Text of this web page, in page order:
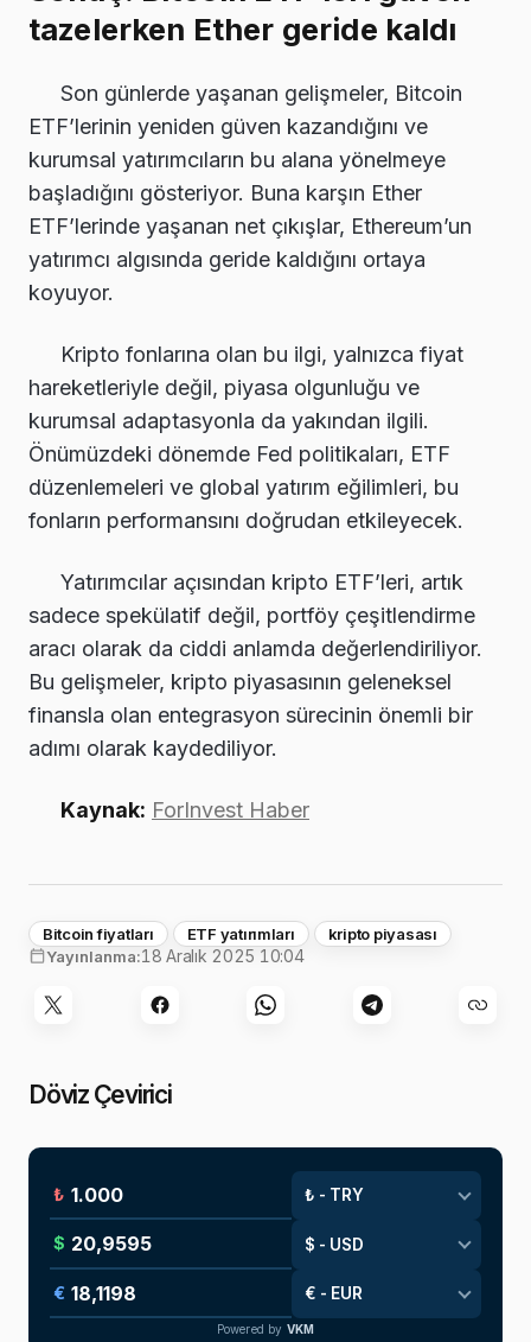
tazelerken Ether geride kaldı
Son günlerde yaşanan gelişmeler, Bitcoin
ETF’lerinin yeniden güven kazandığını ve
kurumsal yatırımcıların bu alana yönelmeye
başladığını gösteriyor. Buna karşın Ether
ETF’lerinde yaşanan net çıkışlar, Ethereum’un
yatırımcı algısında geride kaldığını ortaya
koyuyor.
Kripto fonlarına olan bu ilgi, yalnızca fiyat
hareketleriyle değil, piyasa olgunluğu ve
kurumsal adaptasyonla da yakından ilgili.
Önümüzdeki dönemde Fed politikaları, ETF
düzenlemeleri ve global yatırım eğilimleri, bu
fonların performansını doğrudan etkileyecek.
Yatırımcılar açısından kripto ETF’leri, artık
sadece spekülatif değil, portföy çeşitlendirme
aracı olarak da ciddi anlamda değerlendiriliyor.
Bu gelişmeler, kripto piyasasının geleneksel
finansla olan entegrasyon sürecinin önemli bir
adımı olarak kaydediliyor.
Kaynak: ForInvest Haber
Bitcoin fiyatları ETF yatırımları
kripto piyasası
Yayınlanma:18 Aralık 2025 10:04
Döviz Çevirici
₺
$
€
Powered by VKM